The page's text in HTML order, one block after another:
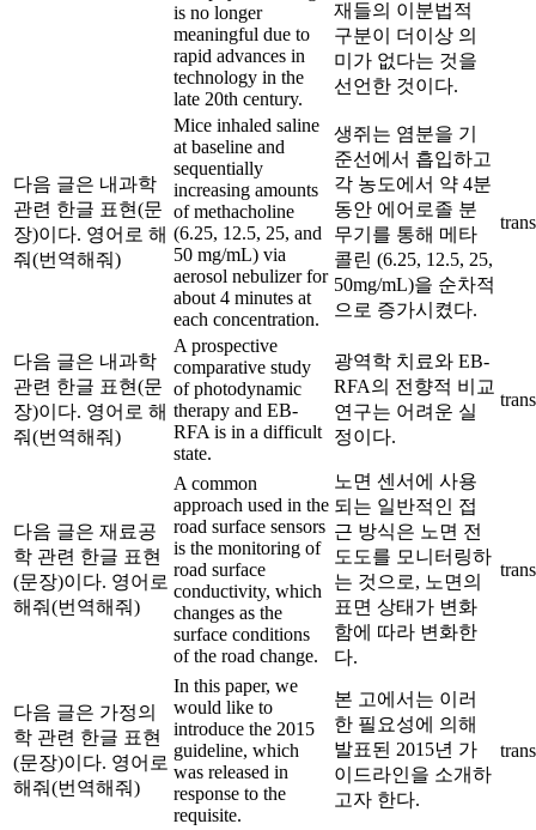
is no longer
meaningful due to
rapid advances in
technology in the
late 20th century.
재들의 이분법적
구분이 더이상 의
미가 없다는 것을
선언한 것이다.
다음 글은 내과학
관련 한글 표현(문
장)이다. 영어로 해
줘(번역해줘)
Mice inhaled saline
at baseline and
sequentially
increasing amounts
of methacholine
(6.25, 12.5, 25, and
50 mg/mL) via
aerosol nebulizer for
about 4 minutes at
each concentration.
생쥐는 염분을 기
준선에서 흡입하고
각 농도에서 약 4분
동안 에어로졸 분
무기를 통해 메타
콜린 (6.25, 12.5, 25,
50mg/mL)을 순차적
으로 증가시켰다.
다음 글은 내과학
관련 한글 표현(문
장)이다. 영어로 해
줘(번역해줘)
A prospective
comparative study
of photodynamic
therapy and EB-
RFA is in a difficult
state.
광역학 치료와 EB-
RFA의 전향적 비교
연구는 어려운 실
정이다.
다음 글은 재료공
학 관련 한글 표현
(문장)이다. 영어로
해줘(번역해줘)
A common
approach used in the
road surface sensors
is the monitoring of
road surface
conductivity, which
changes as the
surface conditions
of the road change.
노면 센서에 사용
되는 일반적인 접
근 방식은 노면 전
도도를 모니터링하
는 것으로, 노면의
표면 상태가 변화
함에 따라 변화한
다.
다음 글은 가정의
학 관련 한글 표현
(문장)이다. 영어로
해줘(번역해줘)
In this paper, we
would like to
introduce the 2015
guideline, which
was released in
response to the
requisite.
본 고에서는 이러
한 필요성에 의해
발표된 2015년 가
이드라인을 소개하
고자 한다.